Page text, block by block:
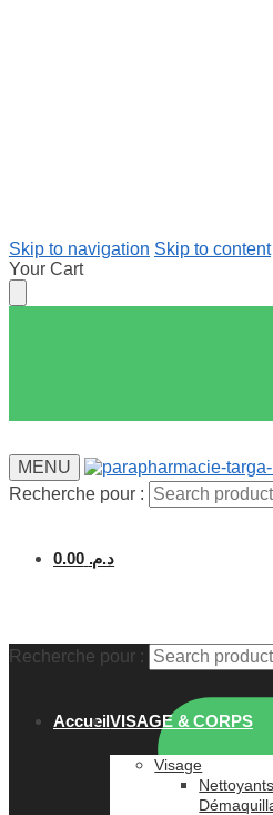
Skip to navigation Skip to content
Your Cart
MENU
Recherche pour :
د.م. 0.00
Recherche pour :
AccueilVISAGE & CORPS
Visage